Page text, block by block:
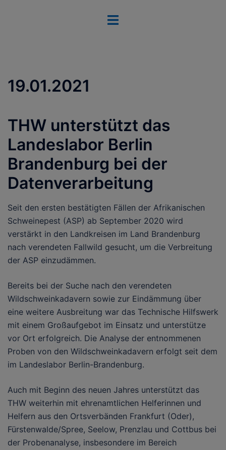
Menü
19.01.2021
THW unterstützt das
Landeslabor Berlin
Brandenburg bei der
Datenverarbeitung
Seit den ersten bestätigten Fällen der Afrikanischen
Schweinepest (ASP) ab September 2020 wird
verstärkt in den Landkreisen im Land Brandenburg
nach verendeten Fallwild gesucht, um die Verbreitung
der ASP einzudämmen.
Bereits bei der Suche nach den verendeten
Wildschweinkadavern sowie zur Eindämmung über
eine weitere Ausbreitung war das Technische Hilfswerk
mit einem Großaufgebot im Einsatz und unterstütze
vor Ort erfolgreich. Die Analyse der entnommenen
Proben von den Wildschweinkadavern erfolgt seit dem
im Landeslabor Berlin-Brandenburg.
Auch mit Beginn des neuen Jahres unterstützt das
THW weiterhin mit ehrenamtlichen Helferinnen und
Helfern aus den Ortsverbänden Frankfurt (Oder),
Fürstenwalde/Spree, Seelow, Prenzlau und Cottbus bei
der Probenanalyse, insbesondere im Bereich